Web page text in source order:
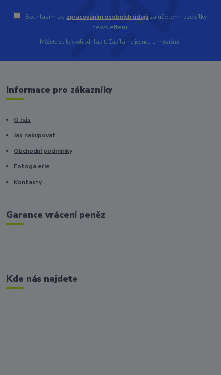
Souhlasím se zpracováním osobních údajů za účelem rozesílky
newsletteru.
Můžete se kdykoli odhlásit. Zasíláme jednou 1 měsíčně.
Informace pro zákazníky
O nás
Jak nakupovat
Obchodní podmínky
Fotogalerie
Kontakty
Garance vrácení peněz
Kde nás najdete